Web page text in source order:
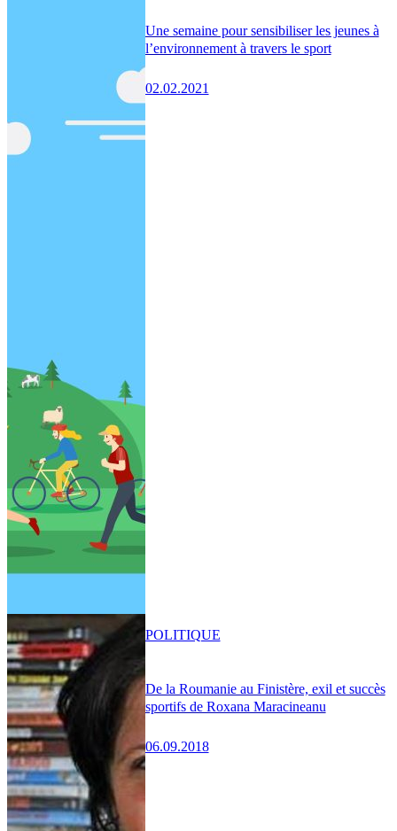
Une semaine pour sensibiliser les jeunes à
l’environnement à travers le sport
02.02.2021
De la Roumanie au Finistère, exil et succès
sportifs de Roxana Maracineanu
06.09.2018
POLITIQUE